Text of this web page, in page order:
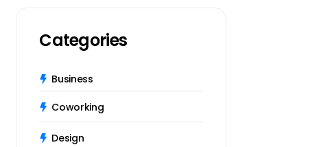
Categories
Business
Coworking
Design